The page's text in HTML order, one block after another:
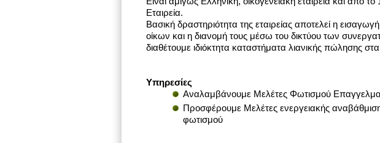
Εταιρεία.
Βασική δραστηριότητα της εταιρείας αποτελεί η
οίκων και η διανομή τους μέσω του δικτύου των
διαθέτουμε ιδιόκτητα καταστήματα λιανικής πώλησης
Υπηρεσίες
Αναλαμβάνουμε Μελέτες Φωτισμού
Προσφέρουμε Μελέτες ενεργειακής
φωτισμού